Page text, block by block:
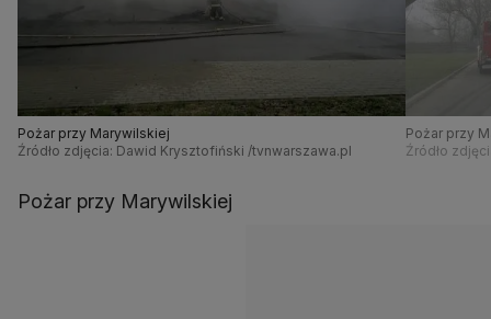
Pożar przy Marywilskiej
Źródło zdjęcia: Dawid Krysztofiński /tvnwarszawa.pl
Pożar przy
Źródło
Pożar przy Marywilskiej